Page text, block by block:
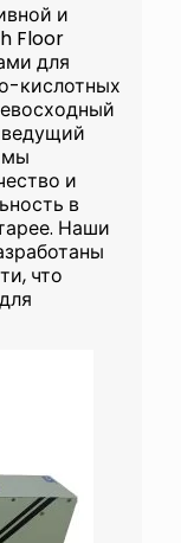
и
Floor
для
кислотных
мы
и
в
Наши
что